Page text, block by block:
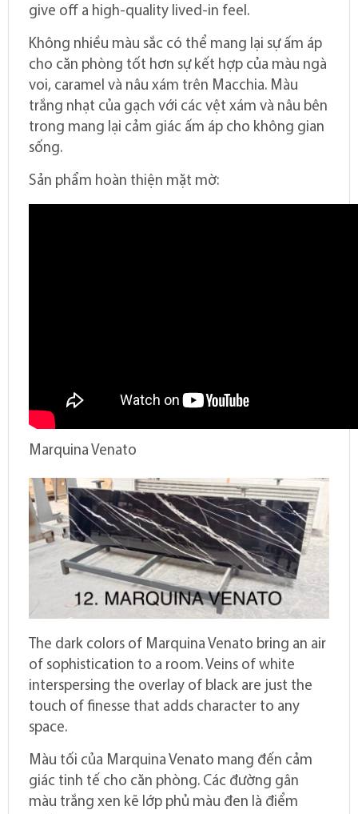
give off a high-quality lived-in feel.
Không nhiều màu sắc có thể mang lại sự ấm áp
cho căn phòng tốt hơn sự kết hợp của màu ngà
voi, caramel và nâu xám trên Macchia. Màu
trắng nhạt của gạch với các vệt xám và nâu bên
trong mang lại cảm giác ấm áp cho không gian
sống.
Sản phẩm hoàn thiện mặt mờ:
Marquina Venato
The dark colors of Marquina Venato bring an air
of sophistication to a room. Veins of white
interspersing the overlay of black are just the
touch of finesse that adds character to any
space.
Màu tối của Marquina Venato mang đến cảm
giác tinh tế cho căn phòng. Các đường gân
màu trắng xen kẽ lớp phủ màu đen là điểm